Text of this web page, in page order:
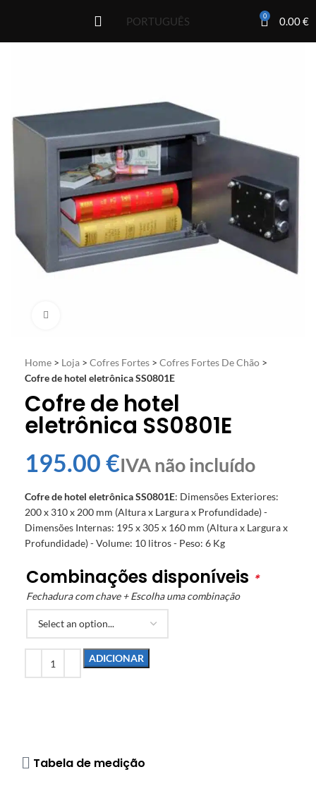
PORTUGUÊS 0 0.00€
Home > Loja > Cofres Fortes > Cofres Fortes De Chão >
Cofre de hotel eletrônica SS0801E
Cofre de hotel
eletrônica SS0801E
€
Cofre de hotel eletrônica SS0801E: Dimensões Exteriores:
200 x 310 x 200 mm (Altura x Largura x Profundidade) -
Dimensões Internas: 195 x 305 x 160 mm (Altura x Largura x
Profundidade) - Volume: 10 litros - Peso: 6 Kg
Combinações disponíveis *
Fechadura com chave + Escolha uma combinação
ADICIONAR
Tabela de medição